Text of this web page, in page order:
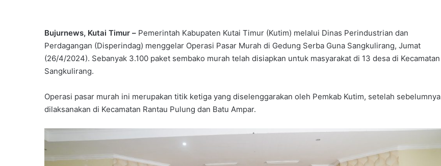
Bujurnews, Kutai Timur – Pemerintah Kabupaten Kutai Timur (Kutim) melalui Dinas Perindustrian dan
Perdagangan (Disperindag) menggelar Operasi Pasar Murah di Gedung Serba Guna Sangkulirang, Jumat
(26/4/2024). Sebanyak 3.100 paket sembako murah telah disiapkan untuk masyarakat di 13 desa di Kecamatan
Sangkulirang.
Operasi pasar murah ini merupakan titik ketiga yang diselenggarakan oleh Pemkab Kutim, setelah sebelumnya
dilaksanakan di Kecamatan Rantau Pulung dan Batu Ampar.